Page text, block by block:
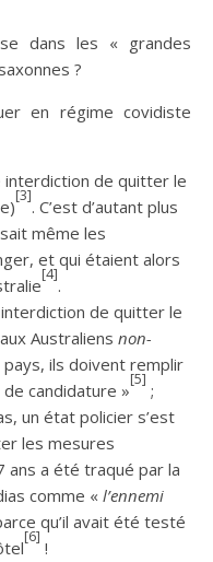
dans les « grandes
?
en régime covidiste
interdiction de quitter le
[3]
. C’est d’autant plus
même les
et qui étaient alors
[4]
.
de quitter le
Australiens non-
ils doivent remplir
candidature »
[5]
;
un état policier s’est
les mesures
ans a été traqué par la
comme « l’ennemi
qu’il avait été testé
[6]
!